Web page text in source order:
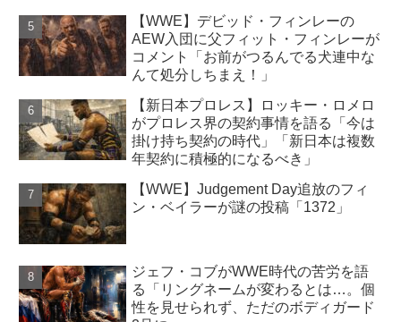
【WWE】デビッド・フィンレーの
AEW入団に父フィット・フィンレーが
コメント「お前がつるんでる犬連中な
んて処分しちまえ！」
【新日本プロレス】ロッキー・ロメロ
がプロレス界の契約事情を語る「今は
掛け持ち契約の時代」「新日本は複数
年契約に積極的になるべき」
【WWE】Judgement Day追放のフィ
ン・ベイラーが謎の投稿「1372」
ジェフ・コブがWWE時代の苦労を語
る「リングネームが変わるとは…。個
性を見せられず、ただのボディガード